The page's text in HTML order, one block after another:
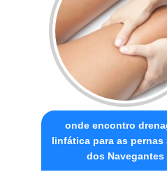
onde encontro
linfática para as pernas
dos Navegantes